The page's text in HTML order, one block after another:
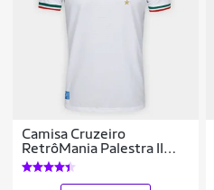
Camisa Cruzeiro
RetrôMania Palestra II
Masculina